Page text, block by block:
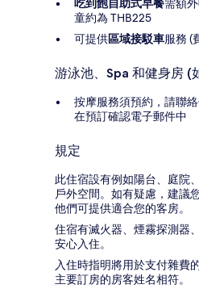
吃到飽自助式早餐需額
童約為 THB225
可提供區域接駁車服務 (
游泳池、Spa 和健身房 (
按摩服務須預約，請聯
在預訂確認電子郵件中
規定
此住宿設有例如陽台、庭院
戶外空間。如有疑慮，建議
他們可提供適合您的客房。
住宿有滅火器、煙霧探測器
安心入住。
入住時指明將用於支付雜費
主要訂房的房客姓名相符。